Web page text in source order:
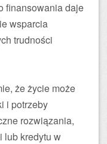
finansowania daje
wsparcia
trudności
że życie może
i potrzeby
rozwiązania,
lub kredytu w